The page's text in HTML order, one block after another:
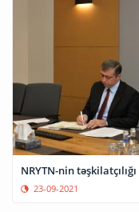
NRYTN-nin
23-09-2021